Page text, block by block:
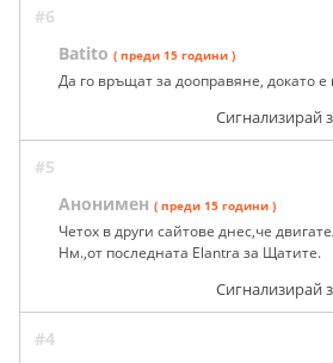
#6
Batito ( преди 15 години )
Да го връщат за дооправяне, докато е
Сигнализирай
#5
Анонимен ( преди 15 години )
Четох в други сайтове днес,че
Нм.,от последната Elantra за Щатите.
Сигнализирай
#4